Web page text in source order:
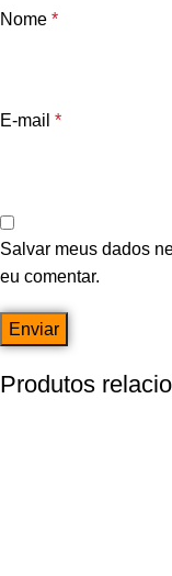
Nome *
E-mail *
Salvar meus dados
eu comentar.
Produtos